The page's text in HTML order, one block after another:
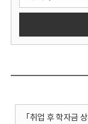
「취업 후 학자금